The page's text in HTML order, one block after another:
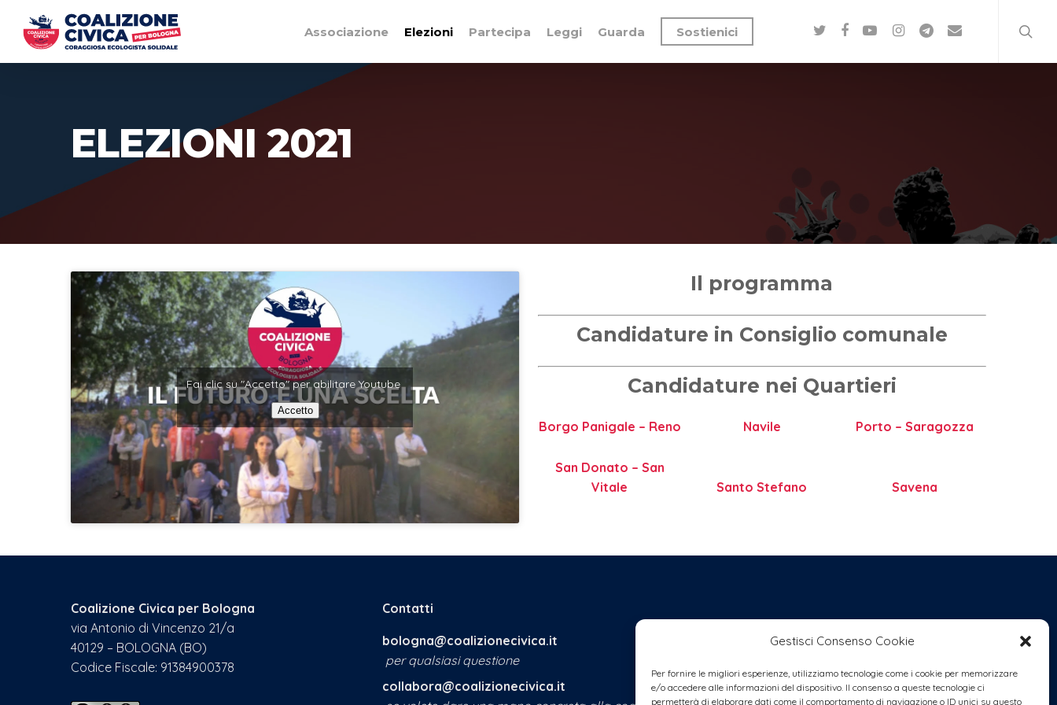
Gestisci Consenso Cookie
Per fornire le migliori esperienze, utilizziamo tecnologie come i cookie per memorizzare
e/o accedere alle informazioni del dispositivo. Il consenso a queste tecnologie ci
permetterà di elaborare dati come il comportamento di navigazione o ID unici su questo
Associazione Elezioni Partecipa Leggi Guarda Sostienici
ELEZIONI 2021
Fai clic su "Accetto" per abilitare Youtube
Accetto
Il programma
Candidature in Consiglio comunale
Candidature nei Quartieri
Borgo Panigale – Reno
San Donato – San
Vitale
Navile
Santo Stefano
Porto – Saragozza
Savena
Coalizione Civica per Bologna
via Antonio di Vincenzo 21/a
40129 – BOLOGNA (BO)
Codice Fiscale: 91384900378
Contatti
bologna@coalizionecivica.it
per qualsiasi questione
collabora@coalizionecivica.it